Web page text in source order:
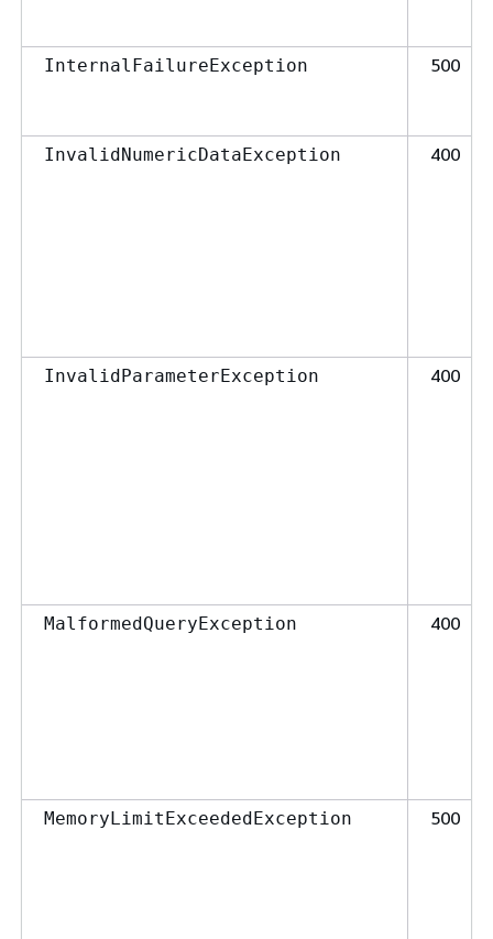
InternalFailureException 500
InvalidNumericDataException 400
InvalidParameterException 400
MalformedQueryException 400
MemoryLimitExceededException 500